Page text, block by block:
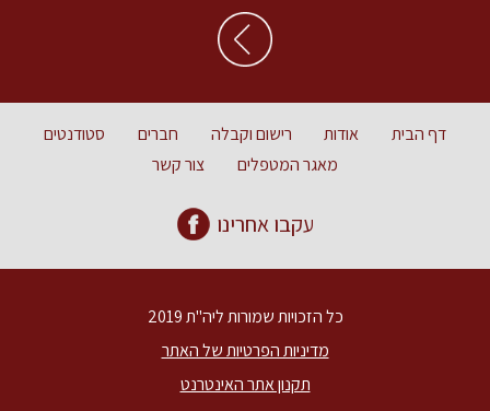
דף הבית אודות רישום וקבלה חברים
סטודנטים
מאגר המטפלים
צור קשר
עקבו אחרינו
כל הזכויות שמורות ליה"ת 2019
מדיניות הפרטיות של האתר
תקנון אתר האינטרנט